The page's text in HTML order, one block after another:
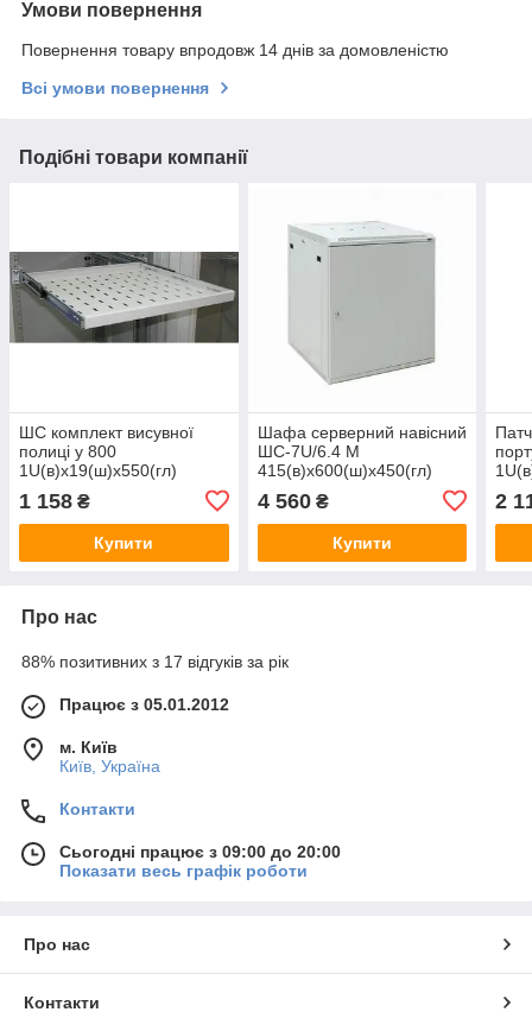
Умови повернення
Повернення товару впродовж 14 днів за домовленістю
Всі умови повернення
Подібні товари компанії
ШС комплект висувної
полиці у 800
1U(в)х19(ш)х550(гл)
1 158 ₴
Купити
Шафа серверний навісний
ШС-7U/6.4 М
415(в)х600(ш)х450(гл)
4 560₴
Купити
2
Про нас
88% позитивних з 17 відгуків за рік
Працює з 05.01.2012
м. Київ
Київ, Україна
Контакти
Сьогодні працює з 09:00 до 20:00
Показати весь графік роботи
Про нас
Контакти